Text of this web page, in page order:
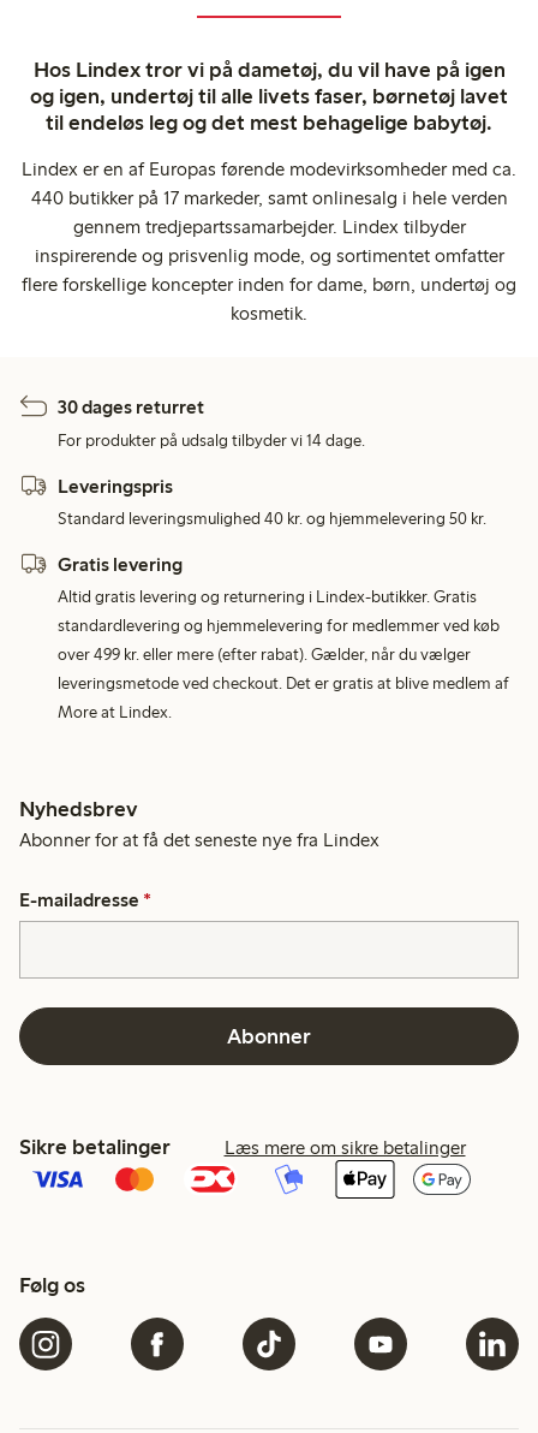
Hos Lindex tror vi på dametøj, du vil have på igen
og igen, undertøj til alle livets faser, børnetøj lavet
til endeløs leg og det mest behagelige babytøj.
Lindex er en af Europas førende modevirksomheder med ca.
440 butikker på 17 markeder, samt onlinesalg i hele verden
gennem tredjepartssamarbejder. Lindex tilbyder
inspirerende og prisvenlig mode, og sortimentet omfatter
flere forskellige koncepter inden for dame, børn, undertøj og
kosmetik.
30 dages returret
For produkter på udsalg tilbyder vi 14 dage.
Leveringspris
Standard leveringsmulighed 40 kr. og hjemmelevering 50 kr.
Gratis levering
Altid gratis levering og returnering i Lindex-butikker. Gratis
standardlevering og hjemmelevering for medlemmer ved køb
over 499 kr. eller mere (efter rabat). Gælder, når du vælger
leveringsmetode ved checkout. Det er gratis at blive medlem af
More at Lindex.
Nyhedsbrev
Abonner for at få det seneste nye fra Lindex
E-mailadresse *
Abonner
Sikre betalinger Læs mere om sikre betalinger
Følg os